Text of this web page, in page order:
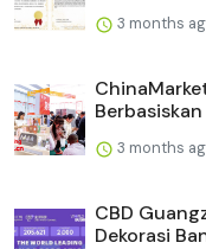
3 months
Berbasiskan
3 months
CBD
Dekorasi